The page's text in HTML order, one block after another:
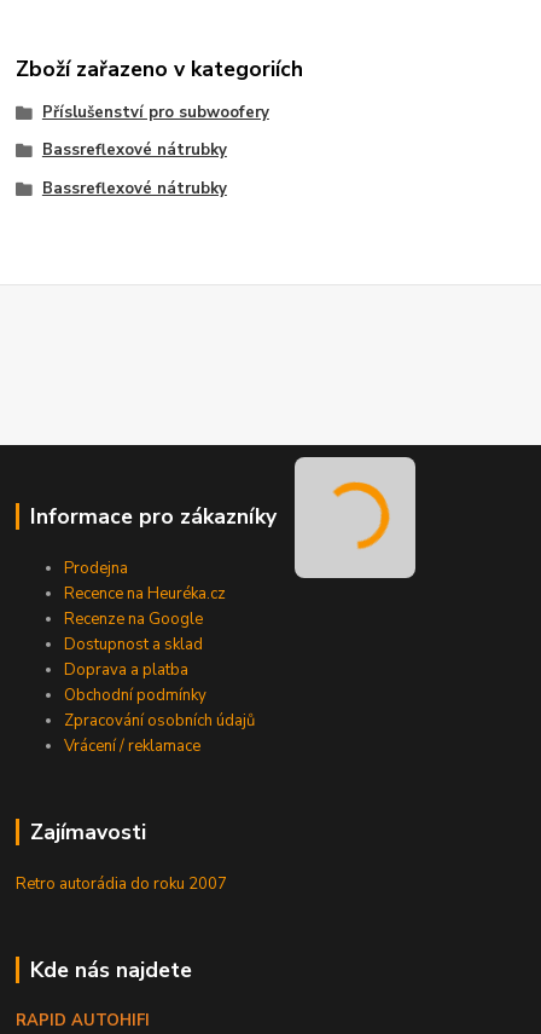
Zboží zařazeno v kategoriích
Příslušenství pro subwoofery
Bassreflexové nátrubky
Bassreflexové nátrubky
Informace pro zákazníky
Prodejna
Recence na Heuréka.cz
Recenze na Google
Dostupnost a sklad
Doprava a platba
Obchodní podmínky
Zpracování osobních údajů
Vrácení / reklamace
Zajímavosti
Retro autorádia do roku 2007
Kde nás najdete
RAPID AUTOHIFI